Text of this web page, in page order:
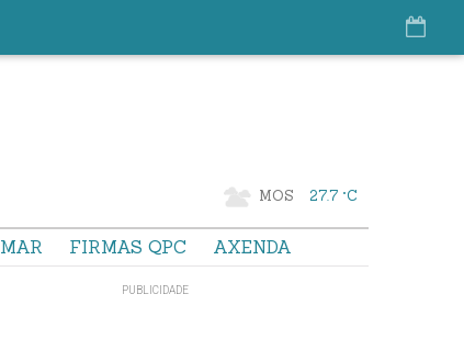
MOS 27.7 °C
MAR FIRMAS QPC AXENDA